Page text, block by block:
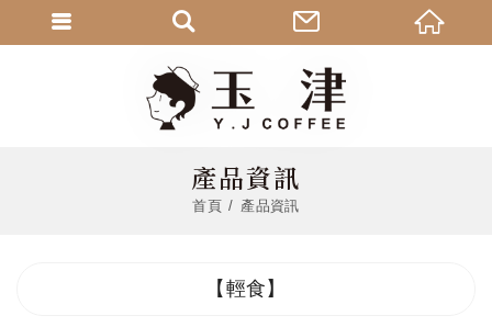
產品資訊
首頁 產品資訊
【輕食】